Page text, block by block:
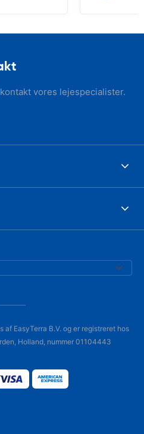
vores lejespecialister.
af EasyTerra B.V. og er registreret hos
Holland, nummer 01104443